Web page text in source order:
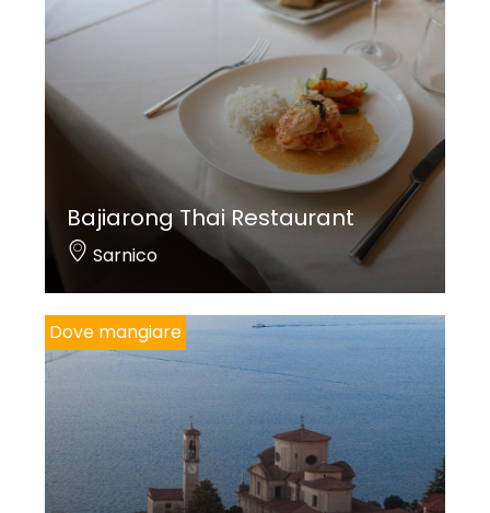
Bajiarong Thai Restaurant
Sarnico
Dove mangiare